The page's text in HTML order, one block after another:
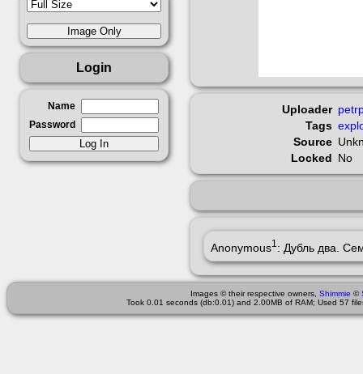
Login
Name
Password
Uploader
Tags
Source
Locked No
Anonymous1 : Дубль два.
Images © their respective owners, Shimmie ©
Took 0.01 seconds (db:0.01) and 2.00MB of RAM; Used 57